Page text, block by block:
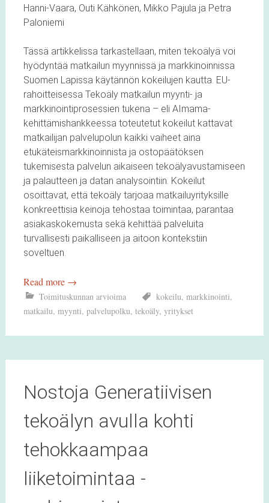
Hanni-Vaara, Outi Kähkönen, Mikko Pajula ja Petra
Paloniemi
Tässä artikkelissa tarkastellaan, miten tekoälyä voi
hyödyntää matkailun myynnissä ja markkinoinnissa
Suomen Lapissa käytännön kokeilujen kautta. EU-
rahoitteisessa Tekoäly matkailun myynti- ja
markkinointiprosessien tukena – eli AImama-
kehittämishankkeessa toteutetut kokeilut kattavat
matkailijan palvelupolun kaikki vaiheet aina
etukäteismarkkinoinnista ja ostopäätöksen
tukemisesta palvelun aikaiseen tekoälyavustamiseen
ja palautteen ja datan analysointiin. Kokeilut
osoittavat, että tekoäly tarjoaa matkailuyrityksille
konkreettisia keinoja tehostaa toimintaa, parantaa
asiakaskokemusta sekä kehittää palveluita
turvallisesti paikalliseen ja aitoon kontekstiin
soveltuen.
Read more →
Toimituskunnan arvioima kokeilu, markkinointi,
matkailu, myynti, palvelupolku, tekoäly, yritykset
Nostoja Generatiivisen
tekoälyn avulla kohti
tehokkaampaa
liiketoimintaa -